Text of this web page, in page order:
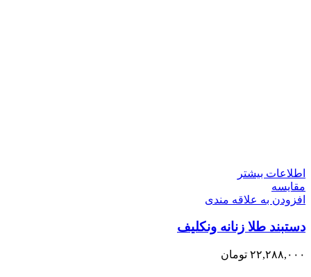
اطلاعات بیشتر
مقایسه
افزودن به علاقه مندی
دستبند طلا زنانه ونکلیف
۲۲,۲۸۸,۰۰۰ تومان